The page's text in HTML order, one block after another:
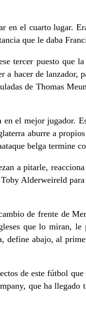
en el cuarto lugar.
que le daba
tercer puesto que
de lanzador,
de Thomas
el mejor jugador.
aburre a
belga termine
a pitarle,
Alderweireld
de frente de
que lo miran,
abajo, al
de este fútbol
que ha